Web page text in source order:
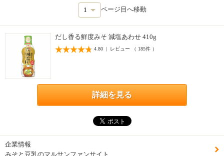
ページ目へ移動
だし香る鮮度みそ 減塩あわせ 410g
4.80 | レビュー （ 185件 ）
詳細を見る
企業情報
みそと豆乳のマルサンファンサイト